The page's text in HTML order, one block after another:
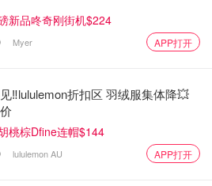
新品咚奇刚街机$224
Myer APP打开
‼️lululemon折扣区 羽绒服集体降💥
桃棕Dfine连帽$144
lululemon AU APP打开